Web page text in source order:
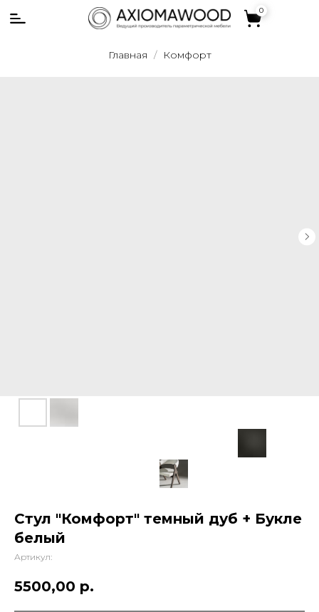
0
0
Главная Комфорт
Стул "Комфорт" темный дуб + Букле
белый
Артикул:
5500,00 р.